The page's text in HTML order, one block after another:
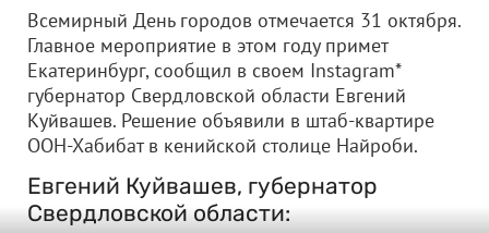
Всемирный День городов отмечается 31 октября.
Главное мероприятие в этом году примет
Екатеринбург, сообщил в своем Instagram*
губернатор Свердловской области Евгений
Куйвашев. Решение объявили в штаб-квартире
ООН-Хабибат в кенийской столице Найроби.
Евгений Куйвашев, губернатор
Свердловской области: